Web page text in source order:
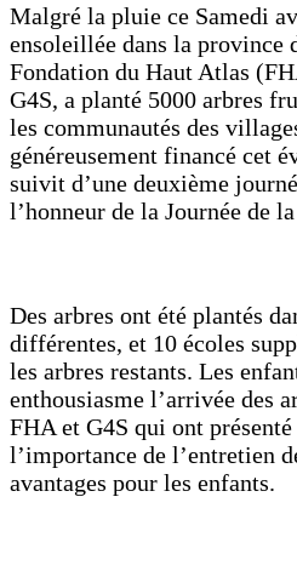
Malgré la pluie ce Samedi
ensoleillée dans la province
Fondation du Haut Atlas
G4S, a planté 5000 arbres
les communautés des
généreusement financé cet
suivit d’une deuxième
l’honneur de la Journée de
Des arbres ont été plantés
différentes, et 10 écoles
les arbres restants. Les
enthousiasme l’arrivée des
FHA et G4S qui ont
l’importance de l’entretien
avantages pour les enfants.